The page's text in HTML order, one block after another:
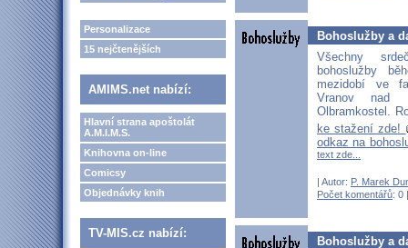
Personalizace
15 nejčtenějších
AMIMS.net nabízí:
Hlavní strana apoštolát
A.M.I.M.S.
Knihovna on-line
Comicsy
Objednávky knih
TV-MIS.cz nabízí:
Bohoslužby a
Všechny
bohoslužby
mezidobí ve
Vranov nad
Olbramkostel.
ke stažení zde!
odkaz na
text zde...
| Autor: P. Marek
Počet komentářů: 0
Bohoslužby a